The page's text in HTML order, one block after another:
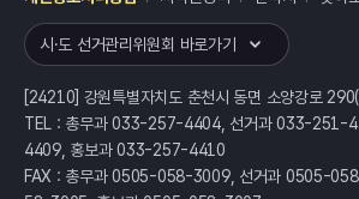
시·도 선거관리위원회 바로가기
[24210] 강원특별자치도 춘천시 동면 소양강로
TEL : 총무과 033-257-4404, 선거과 033-251-
4409, 홍보과 033-257-4410
FAX : 총무과 0505-058-3009, 선거과 0505-